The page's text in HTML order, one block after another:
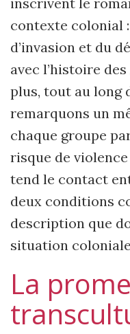
contexte colonial
d’invasion et du
avec l’histoire
plus, tout au long
remarquons un
chaque groupe
risque de
tend le contact
deux conditions
description que
situation coloniale
La